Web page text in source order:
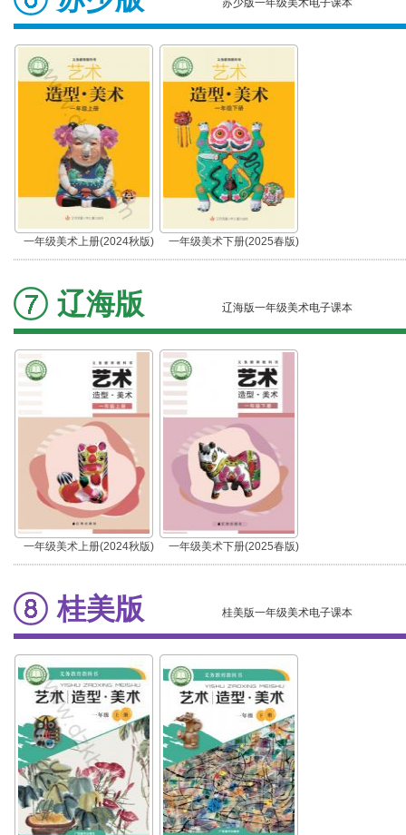
苏少版一年级美术电子课本
一年级美术上册(2024秋版) 一年级美术下册(2025春版)
辽海版 辽海版一年级美术电子课本
一年级美术上册(2024秋版) 一年级美术下册(2025春版)
桂美版 桂美版一年级美术电子课本